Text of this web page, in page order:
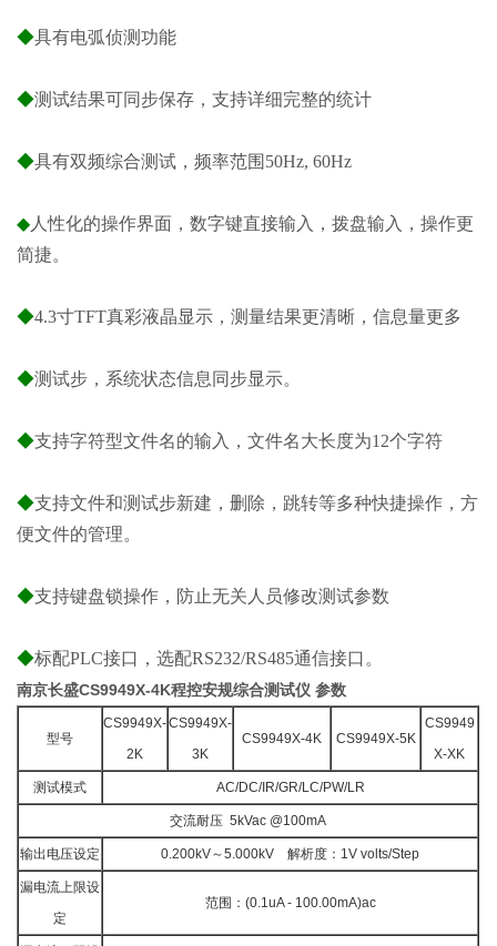
◆具有电弧侦测功能
◆测试结果可同步保存，支持详细完整的统计
◆具有双频综合测试，频率范围50Hz, 60Hz
◆ 人性化的操作界面，数字键直接输入，拨盘输入，操作更
简捷。
◆4.3寸TFT真彩液晶显示，测量结果更清晰，信息量更多
◆测试步，系统状态信息同步显示。
◆支持字符型文件名的输入，文件名大长度为12个字符
◆支持文件和测试步新建，删除，跳转等多种快捷操作，方
便文件的管理。
◆支持键盘锁操作，防止无关人员修改测试参数
◆标配PLC接口，选配RS232/RS485通信接口。
南京长盛CS9949X-4K程控安规综合测试仪 参数
型号
CS9949X-
2K
CS9949X-
3K
CS9949X-4K CS9949X-5K
CS9949
X-XK
测试模式 AC/DC/IR/GR/LC/PW/LR
交流耐压 5kVac @100mA
输出电压设定 0.200kV～5.000kV 解析度：1V volts/Step
漏电流上限设
定
范围：(0.1uA - 100.00mA)ac